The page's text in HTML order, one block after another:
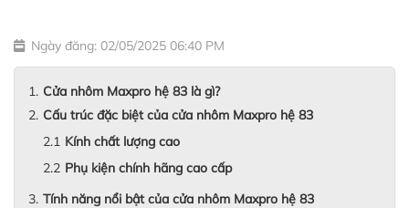
Ngày đăng: 02/05/2025 06:40 PM
Cửa nhôm Maxpro hệ 83 là gì?
Cấu trúc đặc biệt của cửa nhôm Maxpro hệ 83
Kính chất lượng cao
Phụ kiện chính hãng cao cấp
Tính năng nổi bật của cửa nhôm Maxpro hệ 83